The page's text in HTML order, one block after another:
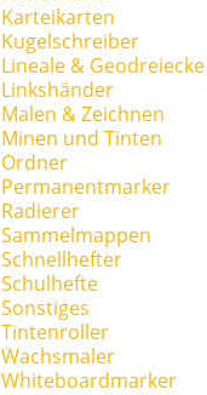
Karteikarten
Kugelschreiber
Lineale & Geodreiecke
Linkshänder
Malen & Zeichnen
Minen und Tinten
Ordner
Permanentmarker
Radierer
Sammelmappen
Schnellhefter
Schulhefte
Sonstiges
Tintenroller
Wachsmaler
Whiteboardmarker